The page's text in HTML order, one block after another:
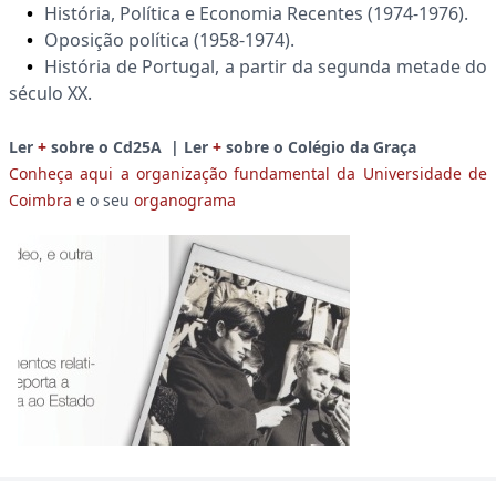
História, Política e Economia Recentes (1974-1976).
Oposição política (1958-1974).
História de Portugal, a partir da segunda metade do
século XX.
Ler + sobre o Cd25A | Ler + sobre o Colégio da Graça
Conheça aqui a organização fundamental da Universidade de
Coimbra e o seu organograma